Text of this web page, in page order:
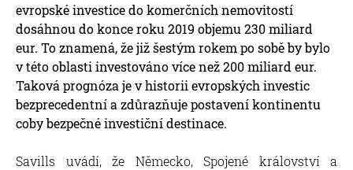
evropské investice do komerčních nemovitostí
dosáhnou do konce roku 2019 objemu 230 miliard
eur. To znamená, že již šestým rokem po sobě by bylo
v této oblasti investováno více než 200 miliard eur.
Taková prognóza je v historii evropských investic
bezprecedentní a zdůrazňuje postavení kontinentu
coby bezpečné investiční destinace.
Savills uvádí, že Německo, Spojené království a